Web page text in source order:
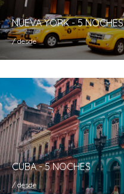
NUEVA YORK - 5 NOCHES
/ desde
CUBA - 5 NOCHES
/ desde